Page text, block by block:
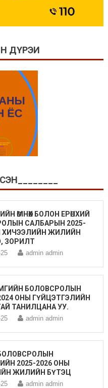
ДҮРЭИ
ӨМНӨХ БОЛОН ЕРӨНХИЙ
САЛБАРЫН 2025-
ХИЧЭЭЛИЙН ЖИЛИЙН
ЗОРИЛТ
admin admin
БОЛОВСРОЛЫН
ОНЫ ГҮЙЦЭТГЭЛИЙН
ТАНИЛЦАНА УУ.
admin admin
БОЛОВСРОЛЫН
2025-2026 ОНЫ
ЖИЛИЙН БҮТЭЦ
admin admin